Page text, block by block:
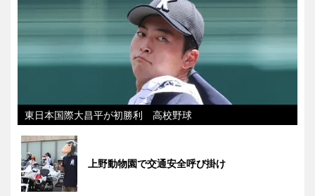
東日本国際大昌平が初勝利 高校野球
上野動物園で交通安全呼び掛け